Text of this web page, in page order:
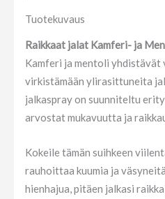
Tuotekuvaus
Raikkaat jalat Kamferi- ja
Kamferi ja mentoli yhdistävät
virkistämään ylirasittuneita
jalkaspray on suunniteltu
arvostat mukavuutta ja
Kokeile tämän suihkeen
rauhoittaa kuumia ja
hienhajua, pitäen jalkasi